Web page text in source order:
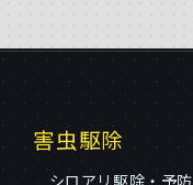
害虫駆除
シロアリ駆除・予防